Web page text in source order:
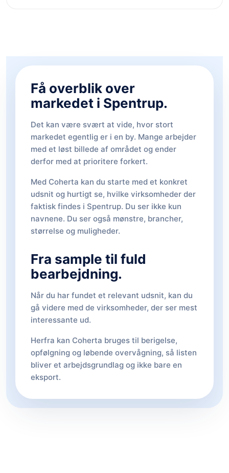
Få overblik over
markedet i Spentrup.
Det kan være svært at vide, hvor stort
markedet egentlig er i en by. Mange arbejder
med et løst billede af området og ender
derfor med at prioritere forkert.
Med Coherta kan du starte med et konkret
udsnit og hurtigt se, hvilke virksomheder der
faktisk findes i Spentrup. Du ser ikke kun
navnene. Du ser også mønstre, brancher,
størrelse og muligheder.
Fra sample til fuld
bearbejdning.
Når du har fundet et relevant udsnit, kan du
gå videre med de virksomheder, der ser mest
interessante ud.
Herfra kan Coherta bruges til berigelse,
opfølgning og løbende overvågning, så listen
bliver et arbejdsgrundlag og ikke bare en
eksport.